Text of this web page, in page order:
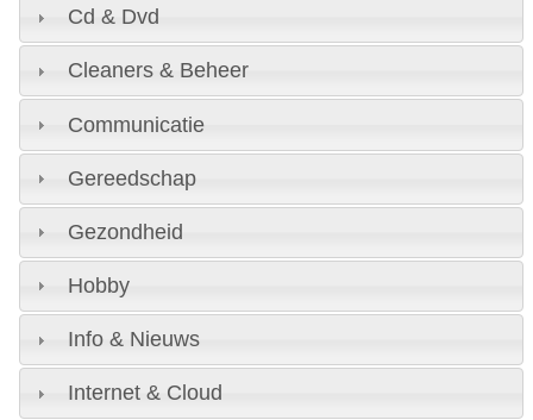
Cd & Dvd
Cleaners & Beheer
Communicatie
Gereedschap
Gezondheid
Hobby
Info & Nieuws
Internet & Cloud